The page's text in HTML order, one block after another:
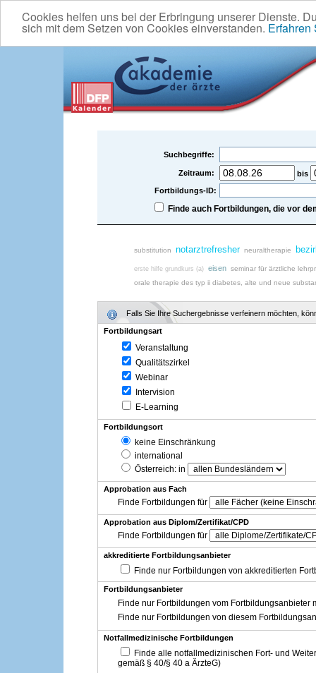
Cookies helfen uns bei der Erbringung unserer Dienste.
sich mit dem Setzen von Cookies einverstanden. Erfahren
Suchbegriffe:
Zeitraum:
bis
Fortbildungs-ID:
Finde auch Fortbildungen, die vor
substitution notarztrefresher neuraltherapie
erste hilfe grundkurs (a) eisen seminar für ärztliche
orale therapie des typ ii diabetes, alte und neue
Falls Sie Ihre Suchergebnisse verfeinern möchten,
Fortbildungsart
Veranstaltung
Qualitätszirkel
Webinar
Intervision
E-Learning
Fortbildungsort
keine Einschränkung
international
Österreich: in
Approbation aus Fach
Finde Fortbildungen für
Approbation aus Diplom/Zertifikat/CPD
Finde Fortbildungen für
akkreditierte Fortbildungsanbieter
Finde nur Fortbildungen von akkreditierten
Fortbildungsanbieter
Finde nur Fortbildungen vom Fortbildungsanbieter
Finde nur Fortbildungen von diesem
Notfallmedizinische Fortbildungen
Finde alle notfallmedizinischen Fort- und
gemäß § 40/§ 40 a ÄrzteG)